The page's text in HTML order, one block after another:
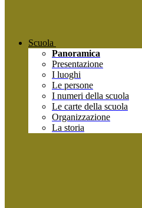
Scuola
Panoramica
Presentazione
I luoghi
Le persone
I numeri della scuola
Le carte della scuola
Organizzazione
La storia